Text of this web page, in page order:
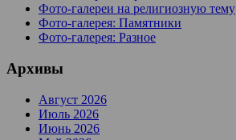
Фото-галереи на религиозную тему
Фото-галерея: Памятники
Фото-галерея: Разное
Архивы
Август 2026
Июль 2026
Июнь 2026